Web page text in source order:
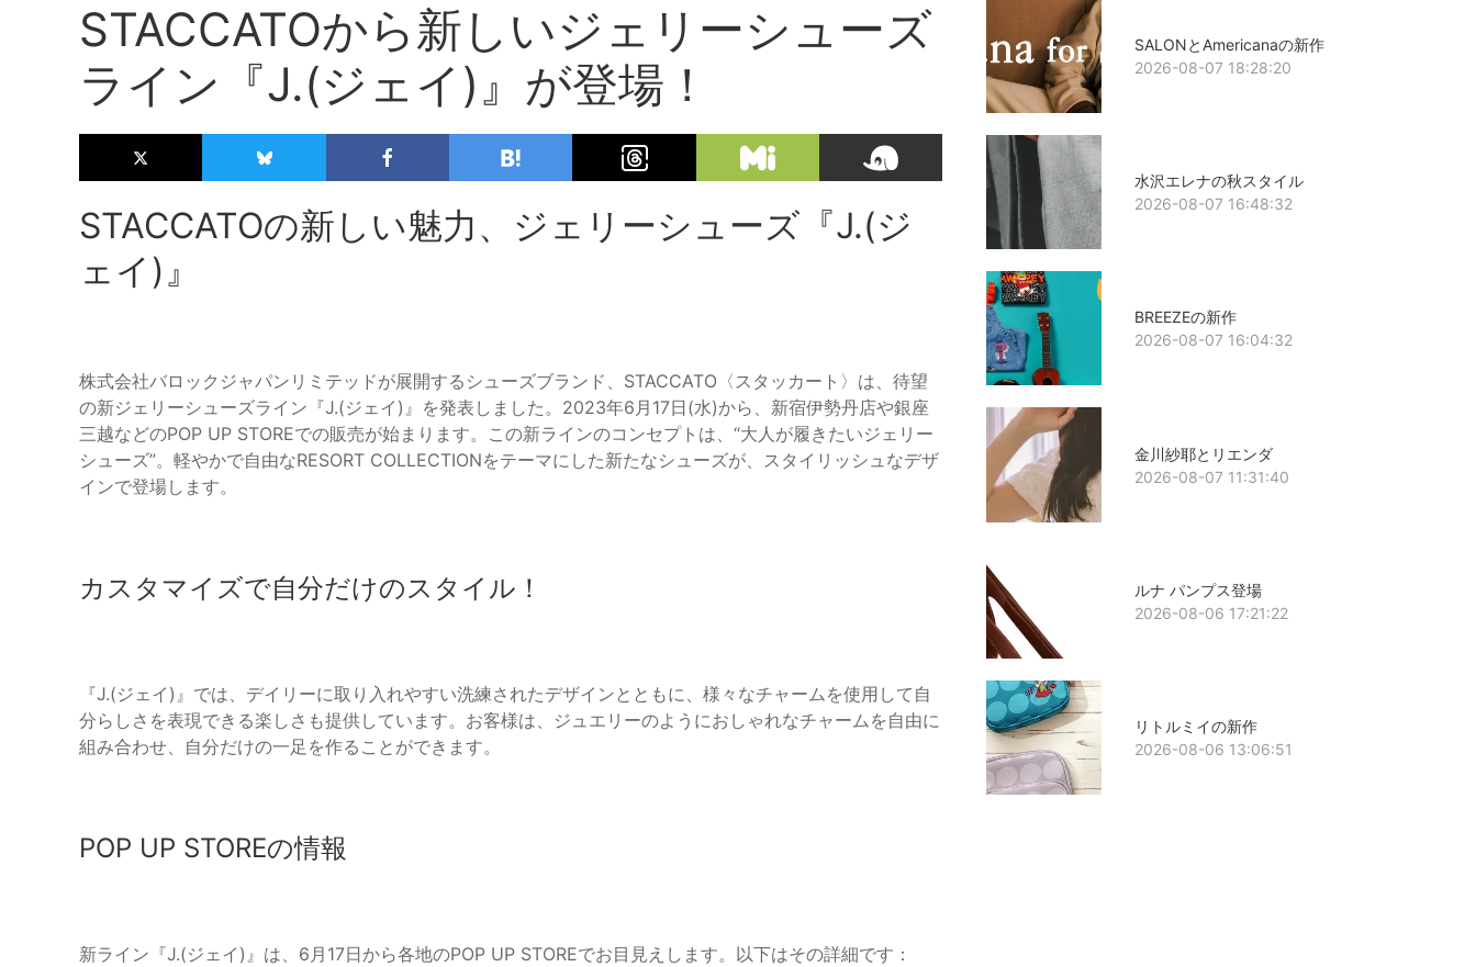
STACCATOから新しいジェリーシューズ
ライン『J.(ジェイ)』が登場！
STACCATOの新しい魅力、ジェリーシューズ『J.(ジ
ェイ)』
株式会社バロックジャパンリミテッドが展開するシューズブランド、STACCATO〈スタッカート〉は、待望
の新ジェリーシューズライン『J.(ジェイ)』を発表しました。2023年6月17日(水)から、新宿伊勢丹店や銀座
三越などのPOP UP STOREでの販売が始まります。この新ラインのコンセプトは、“大人が履きたいジェリー
シューズ”。軽やかで自由なRESORT COLLECTIONをテーマにした新たなシューズが、スタイリッシュなデザ
インで登場します。
カスタマイズで自分だけのスタイル！
『J.(ジェイ)』では、デイリーに取り入れやすい洗練されたデザインとともに、様々なチャームを使用して自
分らしさを表現できる楽しさも提供しています。お客様は、ジュエリーのようにおしゃれなチャームを自由に
組み合わせ、自分だけの一足を作ることができます。
POP UP STOREの情報
新ライン『J.(ジェイ)』は、6月17日から各地のPOP UP STOREでお目見えします。以下はその詳細です：
SALONとAmericanaの新作
2026-08-07 18:28:20
水沢エレナの秋スタイル
2026-08-07 16:48:32
BREEZEの新作
2026-08-07 16:04:32
金川紗耶とリエンダ
2026-08-07 11:31:40
ルナ パンプス登場
2026-08-06 17:21:22
リトルミイの新作
2026-08-06 13:06:51